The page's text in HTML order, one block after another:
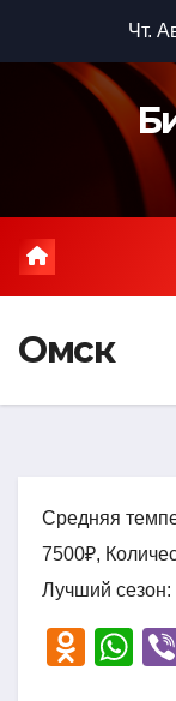
содержимому
Чт.
Омск
Средняя
7500₽,
Лучший сезон:
O
W